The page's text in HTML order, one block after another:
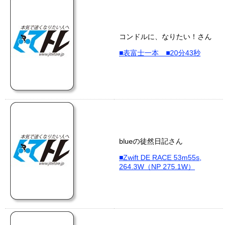
コンドルに、なりたい！さん
■表富士一本 ■20分43秒
blueの徒然日記さん
■Zwift DE RACE 53m55s,
264.3W（NP 275.1W）